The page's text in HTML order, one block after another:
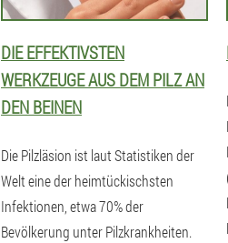
DIE EFFEKTIVSTEN
WERKZEUGE AUS DEM PILZ AN
DEN BEINEN
Die Pilzläsion ist laut Statistiken der
Welt eine der heimtückischsten
Infektionen, etwa 70% der
Bevölkerung unter Pilzkrankheiten.